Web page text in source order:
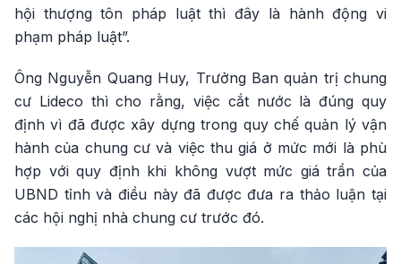
hội thượng tôn pháp luật thì đây là hành động vi
phạm pháp luật”.
Ông Nguyễn Quang Huy, Trưởng Ban quản trị chung
cư Lideco thì cho rằng, việc cắt nước là đúng quy
định vì đã được xây dựng trong quy chế quản lý vận
hành của chung cư và việc thu giá ở mức mới là phù
hợp với quy định khi không vượt mức giá trần của
UBND tỉnh và điều này đã được đưa ra thảo luận tại
các hội nghị nhà chung cư trước đó.